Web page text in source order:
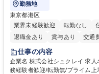
勤務地
東京都港区
業界未経験歓迎
転勤なし
退職金あり
賞与あり 交通
仕事の内容
企業名 株式会社シュクレイ 求人名 【東京/お菓子メーカーの事務担当】事
務経験者歓迎/転勤無/プライム上場G 仕事の内容 「ザ・メープル